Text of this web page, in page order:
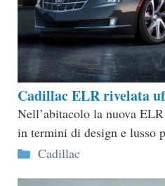
Cadillac ELR rivelata
Nell’abitacolo la nuova
in termini di design e lusso
Categorie
Cadillac